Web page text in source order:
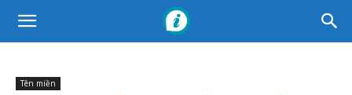
Tên miền